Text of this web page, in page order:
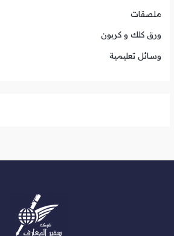
ملصقات
ورق كلك و كربون
وسائل تعليمية